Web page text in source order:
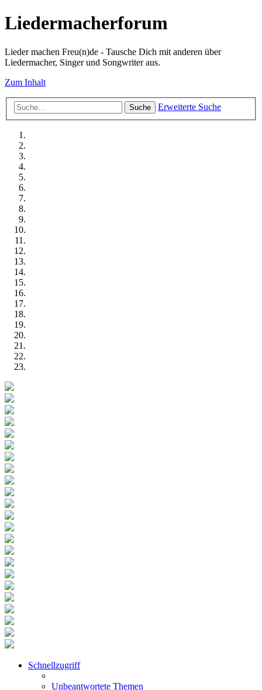
Liedermacherforum
Lieder machen Freu(n)de - Tausche Dich mit anderen über
Liedermacher, Singer und Songwriter aus.
Zum Inhalt
Suche Erweiterte Suche
Schnellzugriff
Unbeantwortete Themen